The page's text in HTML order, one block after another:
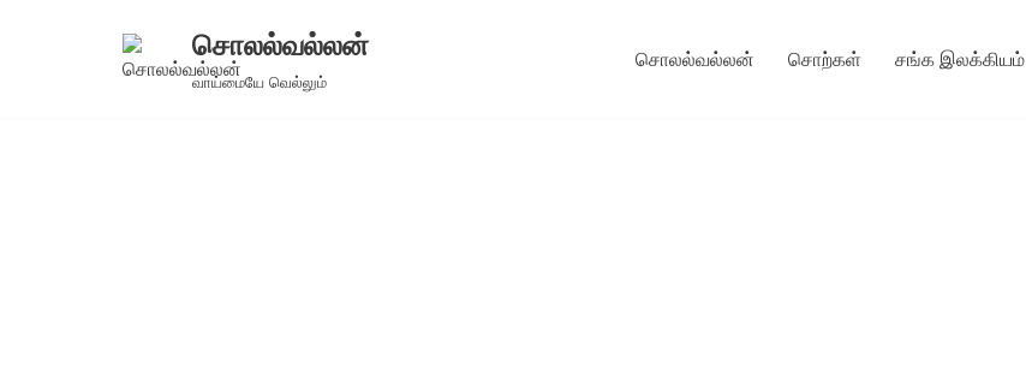
சொலல்வல்லன்
வாய்மையே வெல்லும்
சொலல்வல்லன் சொற்கள் சங்க இலக்கியம்